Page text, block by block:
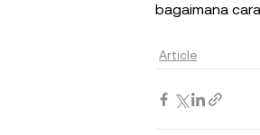
bagaimana
Article